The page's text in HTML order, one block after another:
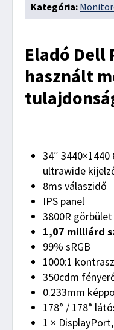
Kategória:
Eladó Dell
használt
34″
ultrawide
8ms válaszidő
IPS panel
3800R görbület
1,07 milliárd
99% sRGB
1000:1
350cdm
0.233mm
178° / 178°
1 ×